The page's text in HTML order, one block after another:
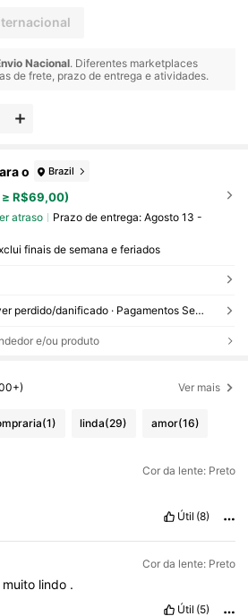
Nacional. Diferentes marketplaces
de frete, prazo de entrega e atividades.
o Brazil
≥ R$69,00)
atraso Prazo de entrega: Agosto 13 -
finais de semana e feriados
Reenviar se o item estiver perdido/danificado · Pagamentos Seguros · Proteção de privacidade
e/ou produto
Ver mais
(1) linda(29) amor(16)
Cor da lente: Preto
Útil (8)
Cor da lente: Preto
muito lindo .
Útil (5)